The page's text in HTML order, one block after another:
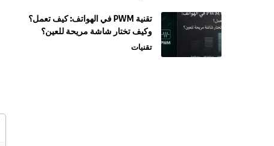
تقنية PWM في الهواتف: كيف تعمل؟
وكيف تختار شاشة مريحة للعين؟
تقنيات